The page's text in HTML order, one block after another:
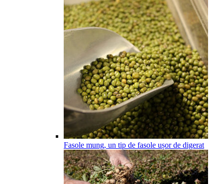
Fasole mung, un tip de fasole ușor de digerat